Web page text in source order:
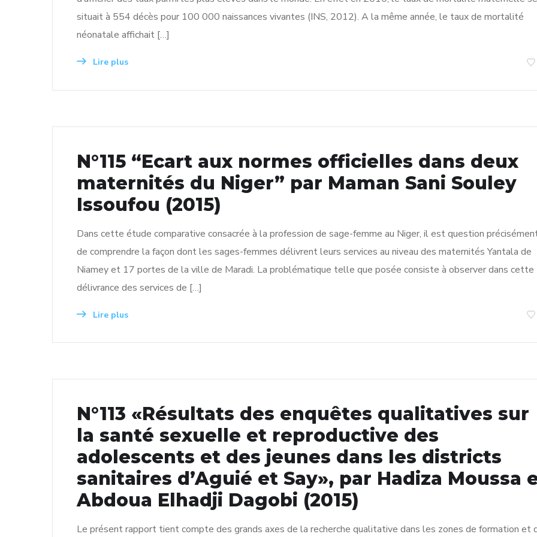
situait à 554 décès pour 100 000 naissances vivantes (INS, 2012). A la même année, le taux de mortalité
néonatale affichait […]
Lire plus
N°115 “Ecart aux normes officielles dans deux
maternités du Niger” par Maman Sani Souley
Issoufou (2015)
Dans cette étude comparative consacrée à la profession de sage-femme au Niger, il est question
de comprendre la façon dont les sages-femmes délivrent leurs services au niveau des maternités Yantala de
Niamey et 17 portes de la ville de Maradi. La problématique telle que posée consiste à observer dans cette
délivrance des services de […]
Lire plus
N°113 «Résultats des enquêtes qualitatives sur
la santé sexuelle et reproductive des
adolescents et des jeunes dans les districts
sanitaires d’Aguié et Say», par Hadiza Moussa
Abdoua Elhadji Dagobi (2015)
Le présent rapport tient compte des grands axes de la recherche qualitative dans les zones de formation et